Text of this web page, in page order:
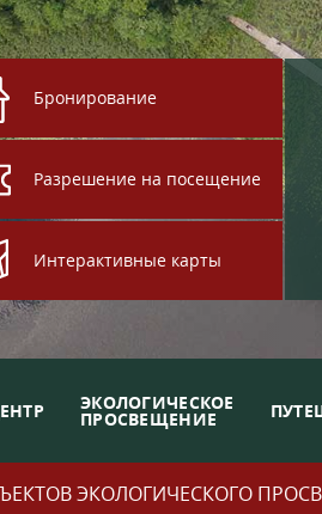
Бронирование
Разрешение на посещение
Интерактивные карты
ЭКОЛОГИЧЕСКОЕ
ПРОСВЕЩЕНИЕ
ЭКОЛОГИЧЕСКОГО